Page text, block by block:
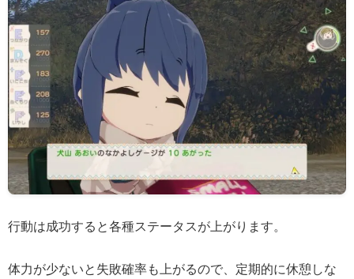
行動は成功すると各種ステータスが上がります。
体力が少ないと失敗確率も上がるので、定期的に休憩しな